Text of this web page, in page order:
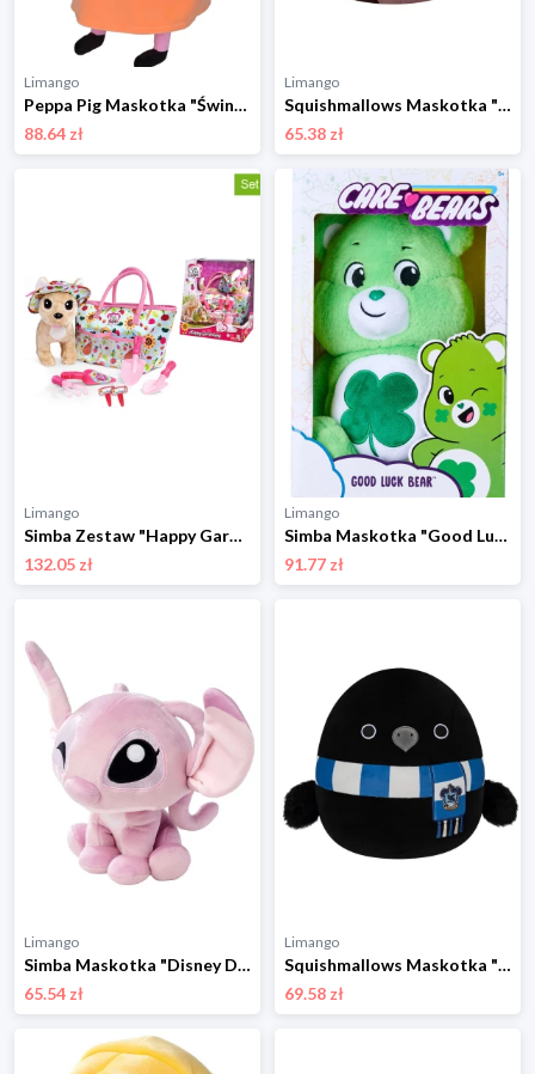
Limango
Peppa Pig Maskotka "Świnka Peppa" - 0+ rozmiar: onesize
88.64 zł
Limango
Squishmallows Maskotka "Frodo" w kolorze brązowym - 3+ rozmiar: onesize
65.38 zł
Limango
Simba Zestaw "Happy Gardening" - 3+ rozmiar: onesize
132.05 zł
Limango
Simba Maskotka "Good Luck Bear" - 0+ rozmiar: onesize
91.77 zł
Limango
Simba Maskotka "Disney Doorables Angel" w kolorze jasnoróżowym - 0+ rozmiar: onesize
65.54 zł
Limango
Squishmallows Maskotka "Ravenclaw Raven" w kolorze czarnym - 3+ rozmiar: onesize
69.58 zł